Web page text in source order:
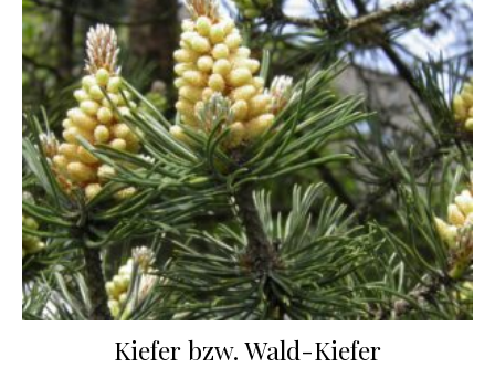
Kiefer bzw. Wald-Kiefer